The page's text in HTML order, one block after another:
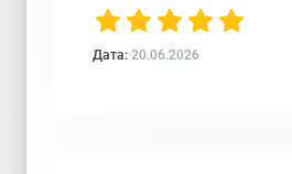
Дата: 20.06.2026